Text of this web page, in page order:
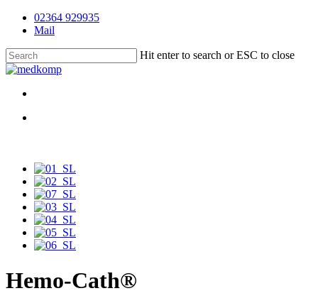
Skip
content
02364 929935
Mail
Hit enter to search or ESC to close
Close
Hemo-Cath®